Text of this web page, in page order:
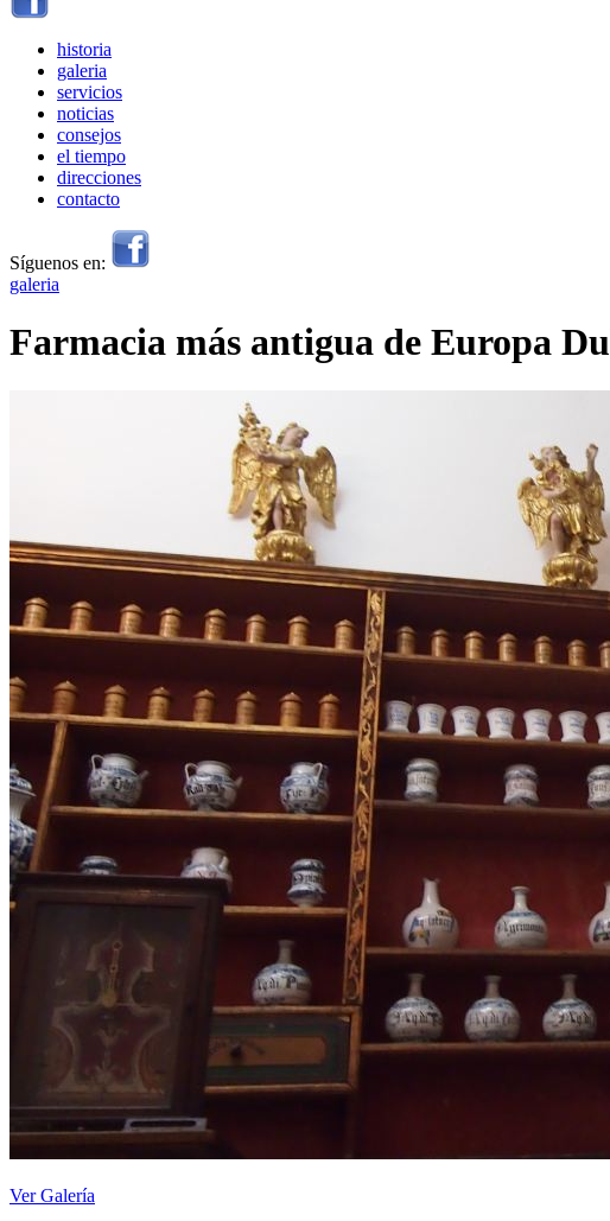
historia
galeria
servicios
noticias
consejos
el tiempo
direcciones
contacto
Síguenos en:
galeria
Farmacia más antigua de Europa
Ver Galería